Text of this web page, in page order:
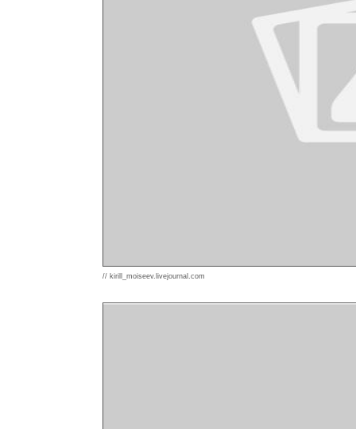
// kirill_moiseev.livejournal.com